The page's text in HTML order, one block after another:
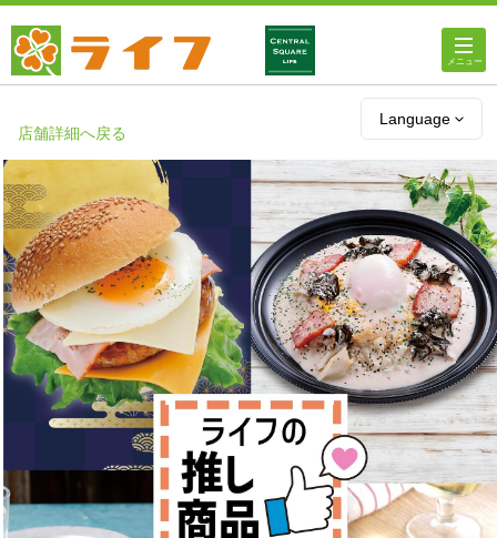
Language
店舗・チラシ情報
ライフのオンラインストア
ライフネットスーパー
企業情報
IR情報
採用情報
店舗詳細へ戻る